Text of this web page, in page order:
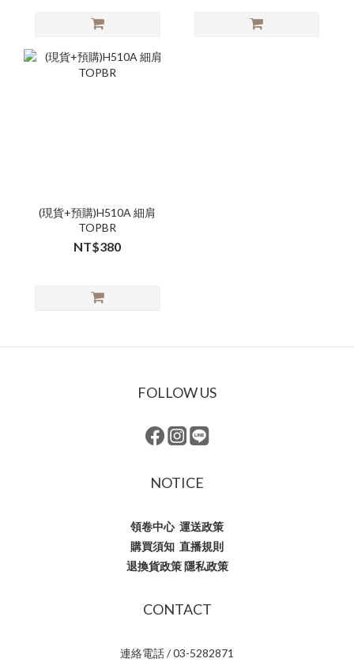
(現貨+預購)H510A 細肩
TOPBR
NT$380
FOLLOW US
NOTICE
領卷中心 運送政策
購買須知 直播規則
退換貨政策 隱私政策
CONTACT
連絡電話 / 03-5282871